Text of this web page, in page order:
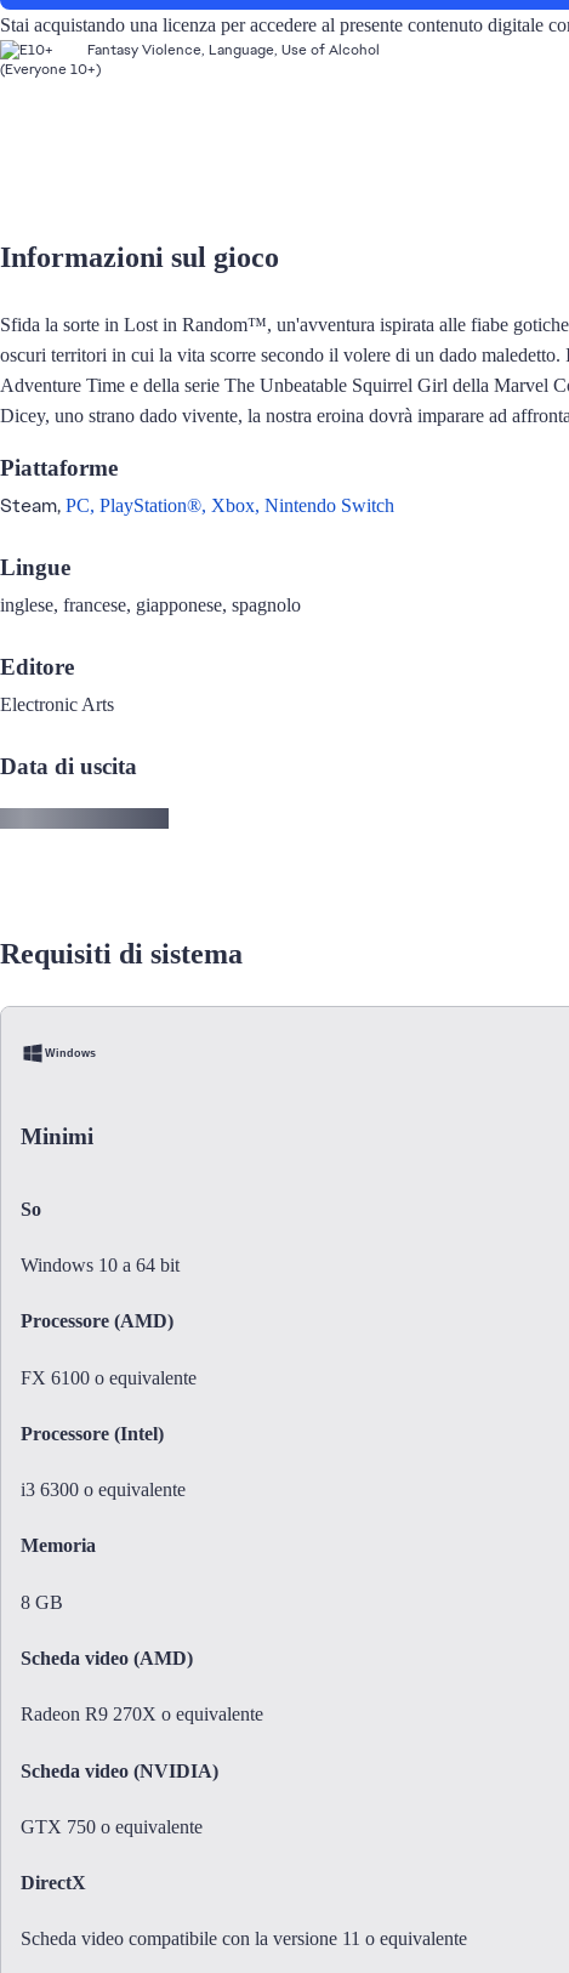
Stai acquistando una licenza per accedere al presente contenuto digitale
Fantasy Violence, Language, Use of Alcohol
Informazioni sul gioco
Sfida la sorte in Lost in Random™, un'avventura ispirata alle fiabe
oscuri territori in cui la vita scorre secondo il volere di un dado
Adventure Time e della serie The Unbeatable Squirrel Girl della Marvel
Dicey, uno strano dado vivente, la nostra eroina dovrà imparare ad
Piattaforme
Steam, PC, PlayStation®, Xbox, Nintendo Switch
Lingue
inglese, francese, giapponese, spagnolo
Editore
Electronic Arts
Data di uscita
Requisiti di sistema
Windows
Minimi
So
Windows 10 a 64 bit
Processore (AMD)
FX 6100 o equivalente
Processore (Intel)
i3 6300 o equivalente
Memoria
8 GB
Scheda video (AMD)
Radeon R9 270X o equivalente
Scheda video (NVIDIA)
GTX 750 o equivalente
DirectX
Scheda video compatibile con la versione 11 o equivalente